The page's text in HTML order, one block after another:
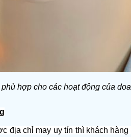
hợp cho các hoạt động của
địa chỉ may uy tín thì khách